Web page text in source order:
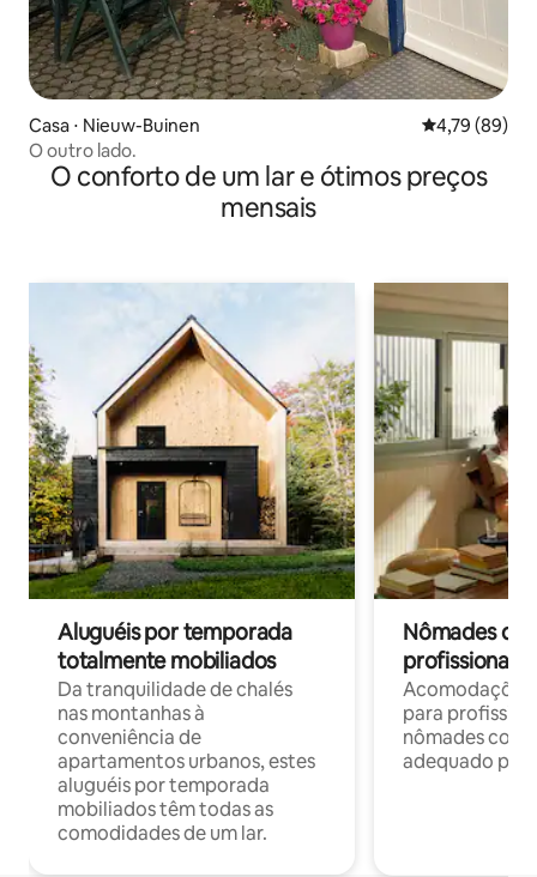
Casa ⋅ Nieuw-Buinen 4,79 de uma
4,79 (89)
O outro lado.
O conforto de um lar e ótimos preços
mensais
Aluguéis por temporada
totalmente mobiliados
Da tranquilidade de chalés
nas montanhas à
conveniência de
apartamentos urbanos, estes
aluguéis por temporada
mobiliados têm todas as
comodidades de um lar.
Nômades
profissionais
para
nômades com
adequado